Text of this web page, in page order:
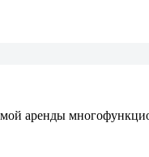
аренды